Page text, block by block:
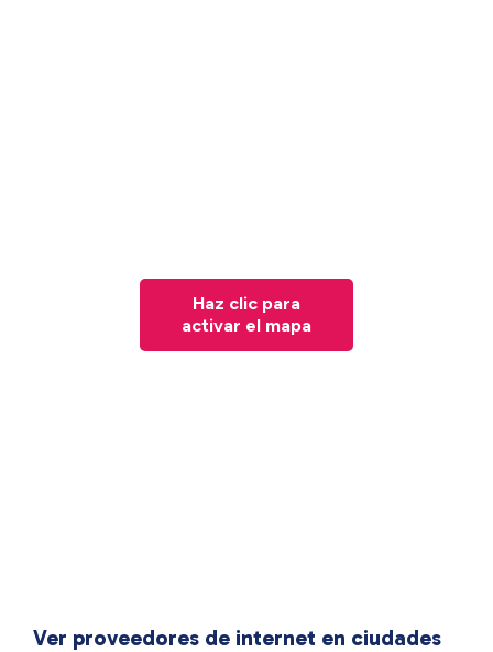
Haz clic para
activar el mapa
Ver proveedores de internet en ciudades